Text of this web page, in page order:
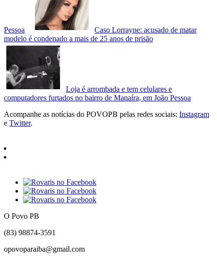
Pessoa
Caso Lorrayne: acusado de matar
modelo é condenado a mais de 25 anos de prisão
Loja é arrombada e tem celulares e
computadores furtados no bairro de Manaíra, em João Pessoa
Acompanhe as notícias do POVOPB pelas redes sociais: Instagram
e Twitter.
O Povo PB
(83) 98874-3591
opovoparaiba@gmail.com